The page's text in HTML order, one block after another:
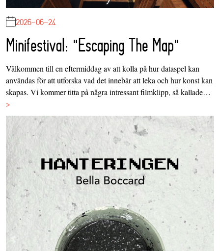
2026-06-24
Minifestival: "Escaping The Map"
Välkommen till en eftermiddag av att kolla på hur dataspel kan
användas för att utforska vad det innebär att leka och hur konst kan
skapas. Vi kommer titta på några intressant filmklipp, så kallade…
>